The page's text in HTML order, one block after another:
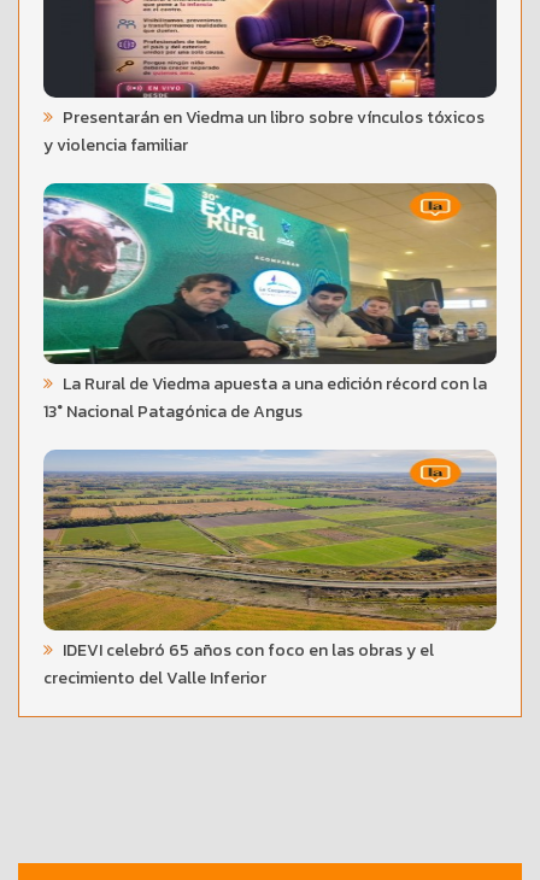
Presentarán en Viedma un libro sobre vínculos tóxicos
y violencia familiar
La Rural de Viedma apuesta a una edición récord con la
13° Nacional Patagónica de Angus
IDEVI celebró 65 años con foco en las obras y el
crecimiento del Valle Inferior